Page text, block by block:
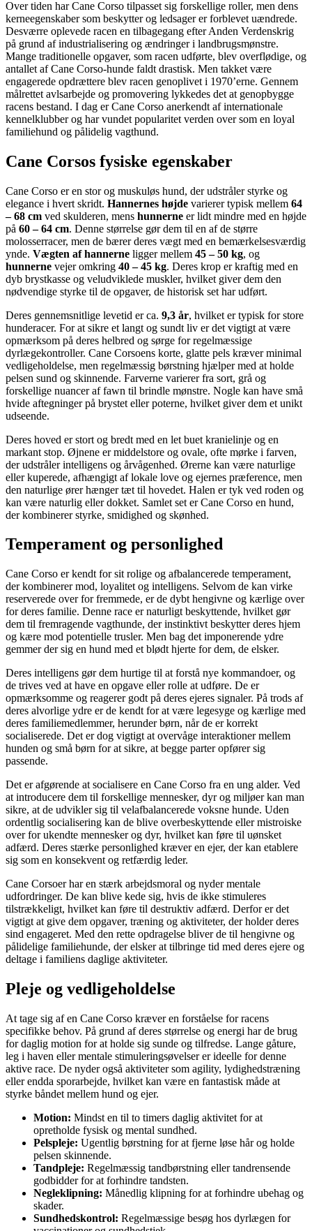
Over tiden har Cane Corso tilpasset sig forskellige roller, men dens
kerneegenskaber som beskytter og ledsager er forblevet uændrede.
Desværre oplevede racen en tilbagegang efter Anden Verdenskrig
på grund af industrialisering og ændringer i landbrugsmønstre.
Mange traditionelle opgaver, som racen udførte, blev overflødige, og
antallet af Cane Corso-hunde faldt drastisk. Men takket være
engagerede opdrættere blev racen genoplivet i 1970’erne. Gennem
målrettet avlsarbejde og promovering lykkedes det at genopbygge
racens bestand. I dag er Cane Corso anerkendt af internationale
kennelklubber og har vundet popularitet verden over som en loyal
familiehund og pålidelig vagthund.
Cane Corsos fysiske egenskaber
Cane Corso er en stor og muskuløs hund, der udstråler styrke og
elegance i hvert skridt. Hannernes højde varierer typisk mellem 64
– 68 cm ved skulderen, mens hunnerne er lidt mindre med en højde
på 60 – 64 cm. Denne størrelse gør dem til en af de større
molosserracer, men de bærer deres vægt med en bemærkelsesværdig
ynde. Vægten af hannerne ligger mellem 45 – 50 kg, og
hunnerne vejer omkring 40 – 45 kg. Deres krop er kraftig med en
dyb brystkasse og veludviklede muskler, hvilket giver dem den
nødvendige styrke til de opgaver, de historisk set har udført.
Deres gennemsnitlige levetid er ca. 9,3 år, hvilket er typisk for store
hunderacer. For at sikre et langt og sundt liv er det vigtigt at være
opmærksom på deres helbred og sørge for regelmæssige
dyrlægekontroller. Cane Corsoens korte, glatte pels kræver minimal
vedligeholdelse, men regelmæssig børstning hjælper med at holde
pelsen sund og skinnende. Farverne varierer fra sort, grå og
forskellige nuancer af fawn til brindle mønstre. Nogle kan have små
hvide aftegninger på brystet eller poterne, hvilket giver dem et unikt
udseende.
Deres hoved er stort og bredt med en let buet kranielinje og en
markant stop. Øjnene er middelstore og ovale, ofte mørke i farven,
der udstråler intelligens og årvågenhed. Ørerne kan være naturlige
eller kuperede, afhængigt af lokale love og ejernes præference, men
den naturlige ører hænger tæt til hovedet. Halen er tyk ved roden og
kan være naturlig eller dokket. Samlet set er Cane Corso en hund,
der kombinerer styrke, smidighed og skønhed.
Temperament og personlighed
Cane Corso er kendt for sit rolige og afbalancerede temperament,
der kombinerer mod, loyalitet og intelligens. Selvom de kan virke
reserverede over for fremmede, er de dybt hengivne og kærlige over
for deres familie. Denne race er naturligt beskyttende, hvilket gør
dem til fremragende vagthunde, der instinktivt beskytter deres hjem
og kære mod potentielle trusler. Men bag det imponerende ydre
gemmer der sig en hund med et blødt hjerte for dem, de elsker.
Deres intelligens gør dem hurtige til at forstå nye kommandoer, og
de trives ved at have en opgave eller rolle at udføre. De er
opmærksomme og reagerer godt på deres ejeres signaler. På trods af
deres alvorlige ydre er de kendt for at være legesyge og kærlige med
deres familiemedlemmer, herunder børn, når de er korrekt
socialiserede. Det er dog vigtigt at overvåge interaktioner mellem
hunden og små børn for at sikre, at begge parter opfører sig
passende.
Det er afgørende at socialisere en Cane Corso fra en ung alder. Ved
at introducere dem til forskellige mennesker, dyr og miljøer kan man
sikre, at de udvikler sig til velafbalancerede voksne hunde. Uden
ordentlig socialisering kan de blive overbeskyttende eller mistroiske
over for ukendte mennesker og dyr, hvilket kan føre til uønsket
adfærd. Deres stærke personlighed kræver en ejer, der kan etablere
sig som en konsekvent og retfærdig leder.
Cane Corsoer har en stærk arbejdsmoral og nyder mentale
udfordringer. De kan blive kede sig, hvis de ikke stimuleres
tilstrækkeligt, hvilket kan føre til destruktiv adfærd. Derfor er det
vigtigt at give dem opgaver, træning og aktiviteter, der holder deres
sind engageret. Med den rette opdragelse bliver de til hengivne og
pålidelige familiehunde, der elsker at tilbringe tid med deres ejere og
deltage i familiens daglige aktiviteter.
Pleje og vedligeholdelse
At tage sig af en Cane Corso kræver en forståelse for racens
specifikke behov. På grund af deres størrelse og energi har de brug
for daglig motion for at holde sig sunde og tilfredse. Lange gåture,
leg i haven eller mentale stimuleringsøvelser er ideelle for denne
aktive race. De nyder også aktiviteter som agility, lydighedstræning
eller endda sporarbejde, hvilket kan være en fantastisk måde at
styrke båndet mellem hund og ejer.
Motion: Mindst en til to timers daglig aktivitet for at
opretholde fysisk og mental sundhed.
Pelspleje: Ugentlig børstning for at fjerne løse hår og holde
pelsen skinnende.
Tandpleje: Regelmæssig tandbørstning eller tandrensende
godbidder for at forhindre tandsten.
Negleklipning: Månedlig klipning for at forhindre ubehag og
skader.
Sundhedskontrol: Regelmæssige besøg hos dyrlægen for